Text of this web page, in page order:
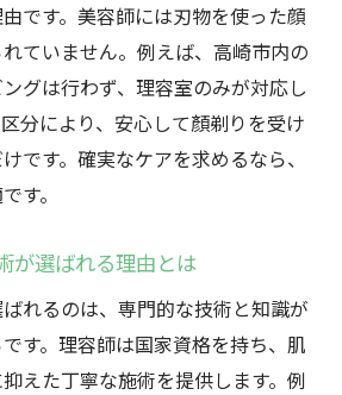
です。美容師には刃物を使った顔
ていません。例えば、高崎市内の
グは行わず、理容室のみが対応し
分により、安心して顏剃りを受け
です。確実なケアを求めるなら、
す。
が選ばれる理由とは
れるのは、専門的な技術と知識が
す。理容師は国家資格を持ち、肌
えた丁寧な施術を提供します。例